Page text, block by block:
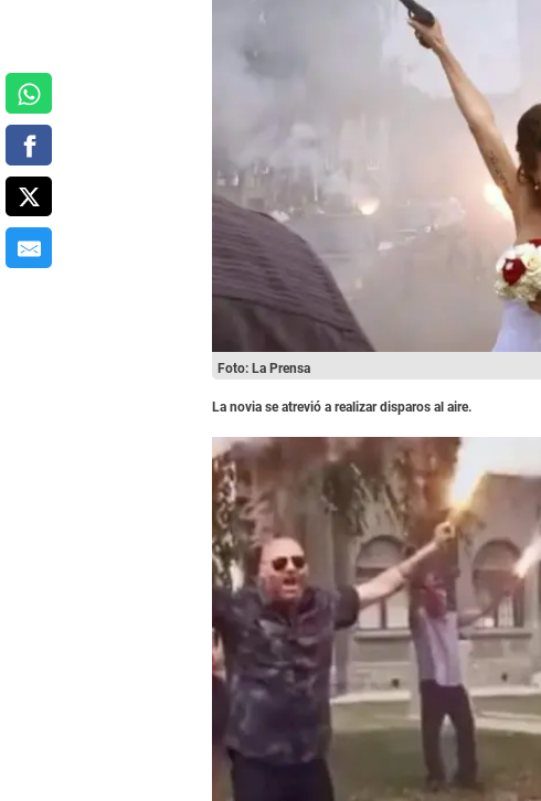
Foto: La Prensa
La novia se atrevió a realizar disparos al aire.